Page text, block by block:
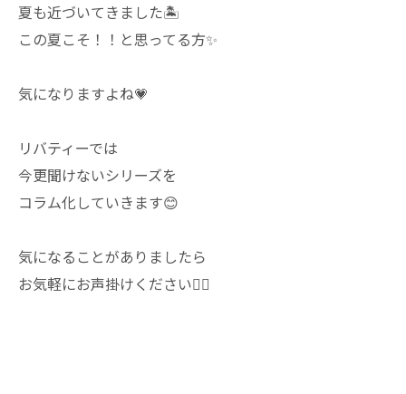
夏も近づいてきました🏝️
この夏こそ！！と思ってる方✨
気になりますよね💗
リバティーでは
今更聞けないシリーズを
コラム化していきます😊
気になることがありましたら
お気軽にお声掛けください🙇‍♀️